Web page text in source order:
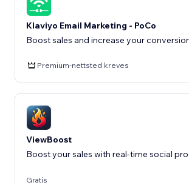
Klaviyo Email Marketing - PoCo
Boost sales and increase your
Premium-nettsted kreves
ViewBoost
Boost your sales with real-time social
Gratis